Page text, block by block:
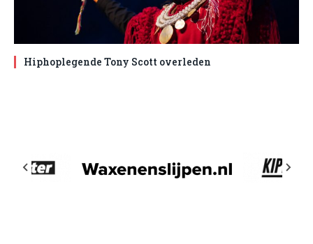
Hiphoplegende Tony Scott overleden